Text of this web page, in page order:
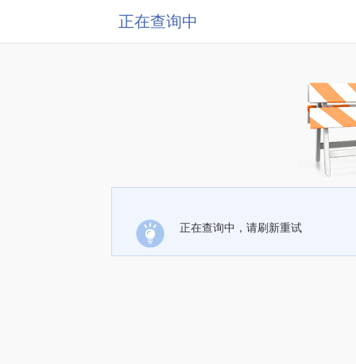
正在查询中
正在查询中，请刷新重试